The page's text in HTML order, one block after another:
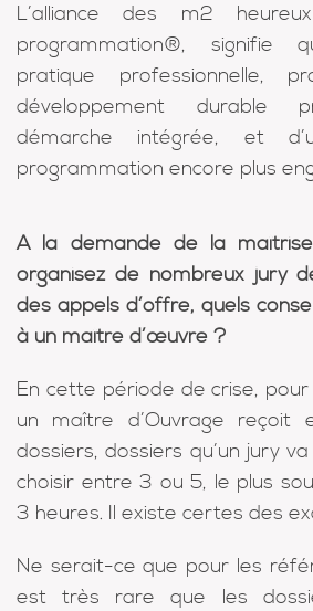
L’alliance des m2
programmation®, signifie
pratique professionnelle,
développement durable
démarche intégrée, et
programmation encore plus
A la demande de la maîtrise
organisez de nombreux jury
des appels d’offre, quels
à un maître d’œuvre ?
En cette période de crise,
un maître d’Ouvrage
dossiers, dossiers qu’un jury
choisir entre 3 ou 5, le plus
3 heures. Il existe certes des
Ne serait-ce que pour les
est très rare que les